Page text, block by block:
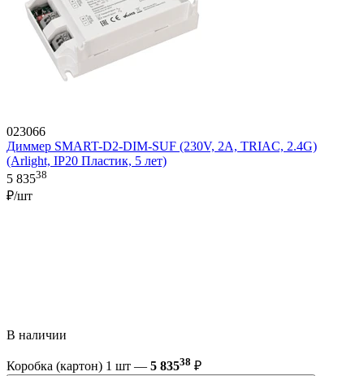
023066
Диммер SMART-D2-DIM-SUF (230V, 2A, TRIAC, 2.4G)
(Arlight, IP20 Пластик, 5 лет)
5 83538
₽/шт
В наличии
Коробка (картон) 1 шт — 5 83538 ₽